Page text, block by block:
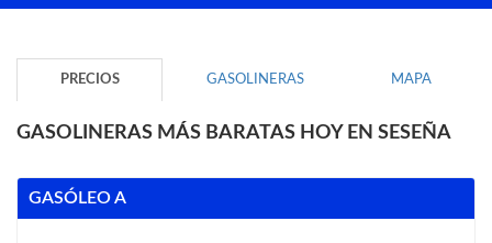
PRECIOS GASOLINERAS MAPA
GASOLINERAS MÁS BARATAS HOY EN SESEÑA
GASÓLEO A